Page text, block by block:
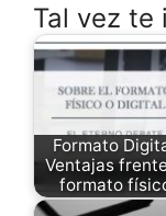
Tal vez te
Formato
Ventajas
formato